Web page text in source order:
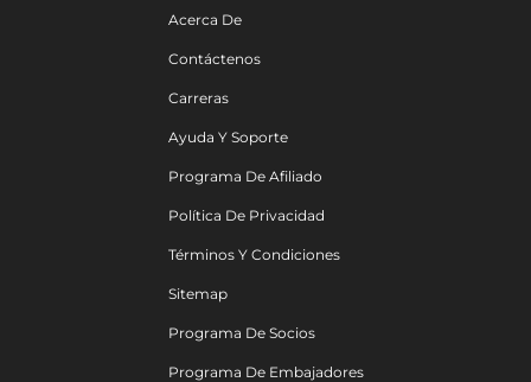
Acerca De
Contáctenos
Carreras
Ayuda Y Soporte
Programa De Afiliado
Política De Privacidad
Términos Y Condiciones
Sitemap
Programa De Socios
Programa De Embajadores